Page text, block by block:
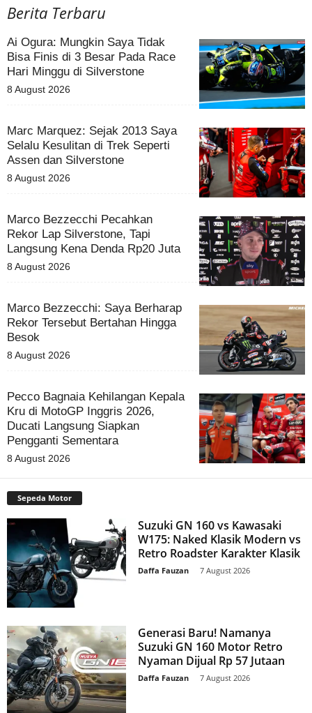
Berita Terbaru
Ai Ogura: Mungkin Saya Tidak
Bisa Finis di 3 Besar Pada Race
Hari Minggu di Silverstone
8 August 2026
Marc Marquez: Sejak 2013 Saya
Selalu Kesulitan di Trek Seperti
Assen dan Silverstone
8 August 2026
Marco Bezzecchi Pecahkan
Rekor Lap Silverstone, Tapi
Langsung Kena Denda Rp20 Juta
8 August 2026
Marco Bezzecchi: Saya Berharap
Rekor Tersebut Bertahan Hingga
Besok
8 August 2026
Pecco Bagnaia Kehilangan Kepala
Kru di MotoGP Inggris 2026,
Ducati Langsung Siapkan
Pengganti Sementara
8 August 2026
Sepeda Motor
Suzuki GN 160 vs Kawasaki
W175: Naked Klasik Modern vs
Retro Roadster Karakter Klasik
Daffa Fauzan 7 August 2026
Generasi Baru! Namanya
Suzuki GN 160 Motor Retro
Nyaman Dijual Rp 57 Jutaan
Daffa Fauzan 7 August 2026